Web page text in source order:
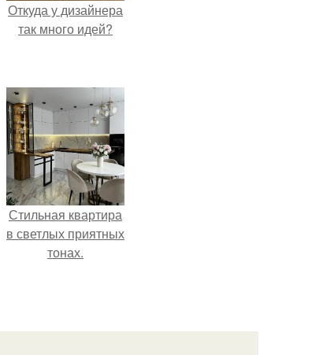
Откуда у дизайнера
так много идей?
Стильная квартира
в светлых приятных
тонах.